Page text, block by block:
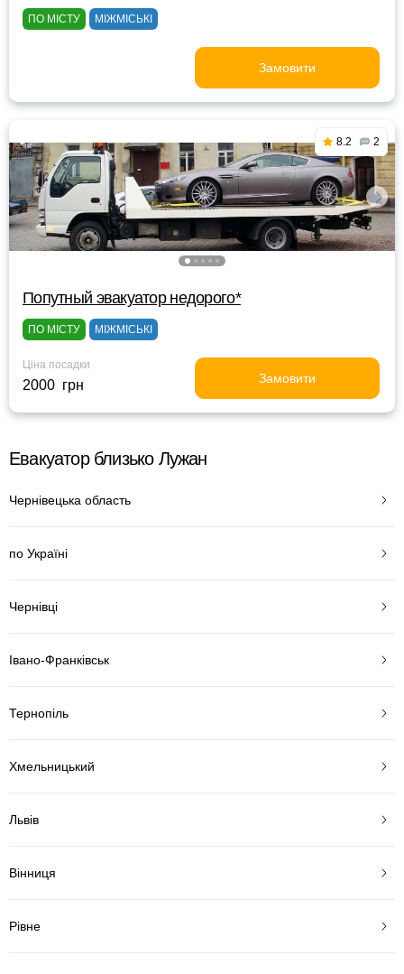
ПО МІСТУ МІЖМІСЬКІ
Замовити
8.2 2
Попутный эвакуатор недорого*
ПО МІСТУ МІЖМІСЬКІ
Ціна посадки
2000 грн Замовити
Евакуатор близько Лужан
Чернівецька область
по Україні
Чернівці
Івано-Франківськ
Тернопіль
Хмельницький
Львів
Вінниця
Рівне